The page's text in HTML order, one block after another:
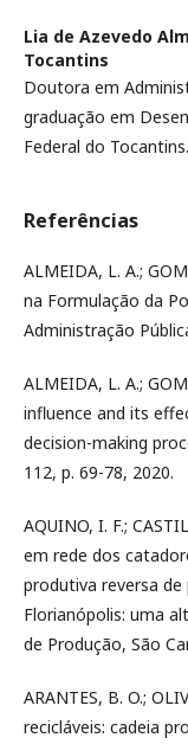
Lia de Azevedo
Tocantins
Doutora em
graduação em
Federal do Tocantins.
Referências
ALMEIDA, L. A.;
na Formulação da
Administração
ALMEIDA, L. A.;
influence and its
decision-making
112, p. 69-78, 2020.
AQUINO, I. F.;
em rede dos
produtiva reversa
Florianópolis: uma
de Produção, São
ARANTES, B. O.;
recicláveis: cadeia